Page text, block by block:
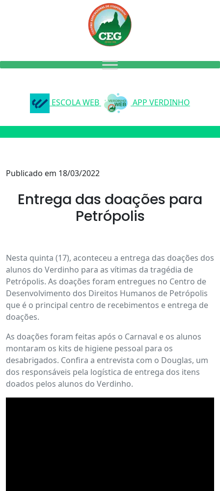
ESCOLA WEB APP VERDINHO
Publicado em 18/03/2022
Entrega das doações para
Petrópolis
Nesta quinta (17), aconteceu a entrega das doações dos
alunos do Verdinho para as vítimas da tragédia de
Petrópolis. As doações foram entregues no Centro de
Desenvolvimento dos Direitos Humanos de Petrópolis
que é o principal centro de recebimentos e entrega de
doações.
As doações foram feitas após o Carnaval e os alunos
montaram os kits de higiene pessoal para os
desabrigados. Confira a entrevista com o Douglas, um
dos responsáveis pela logística de entrega dos itens
doados pelos alunos do Verdinho.